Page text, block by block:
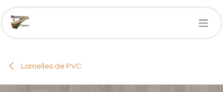
Se rendre au contenu
Lamelles de PVC